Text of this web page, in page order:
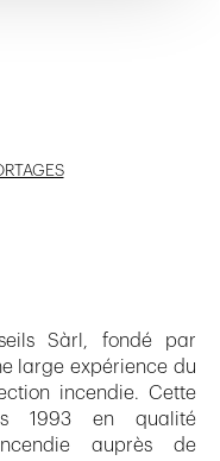
Sàrl, fondé par
large expérience du
incendie. Cette
1993 en qualité
auprès de